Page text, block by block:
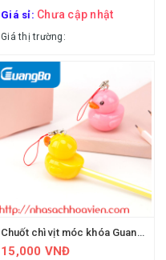
Giá sỉ: Chưa cập nhật
Giá thị trường:
Chuốt chì vịt móc khóa Guangbo XBQ9612
15,000 VNĐ